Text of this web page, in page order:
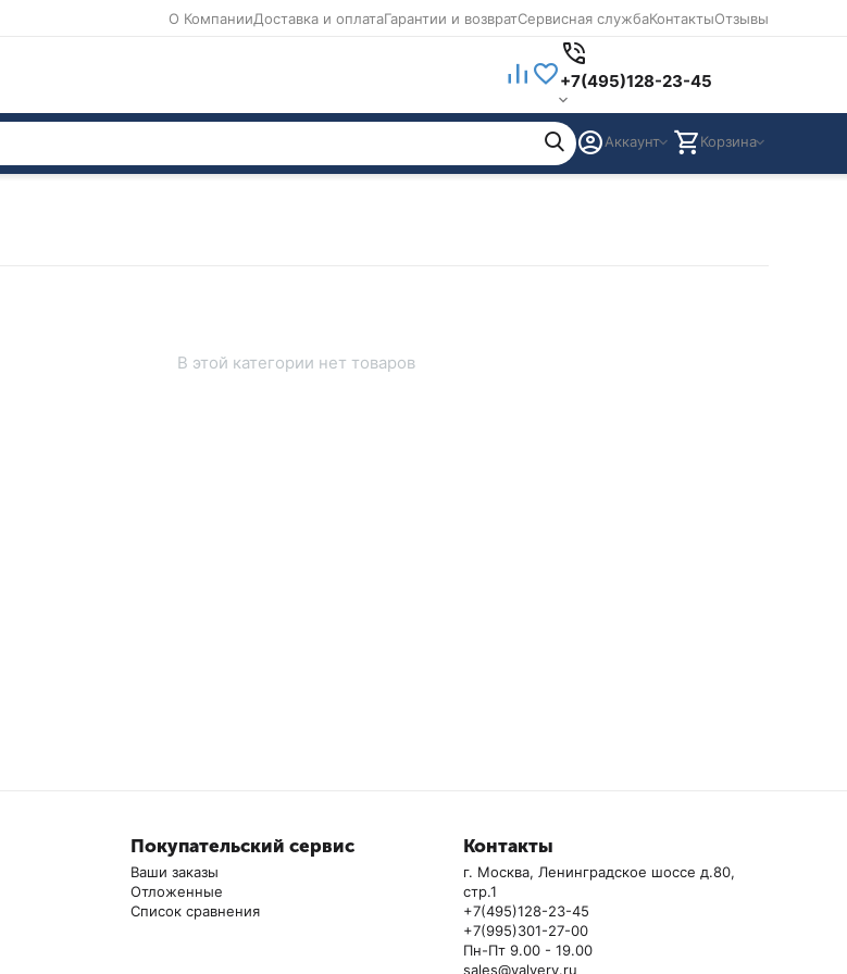
О КомпанииДоставка и оплатаГарантии и возвратСервисная службаКонтактыОтзывы
+7(495)128-23-45
Аккаунт Корзина
В этой категории нет товаров
Покупательский сервис
Ваши заказы
Отложенные
Список сравнения
Контакты
г. Москва, Ленинградское шоссе д.80,
стр.1
+7(495)128-23-45
+7(995)301-27-00
Пн-Пт 9.00 - 19.00
sales@valvery.ru